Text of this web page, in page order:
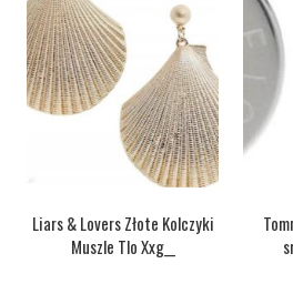
Liars & Lovers Złote Kolczyki
Muszle Tlo Xxg__